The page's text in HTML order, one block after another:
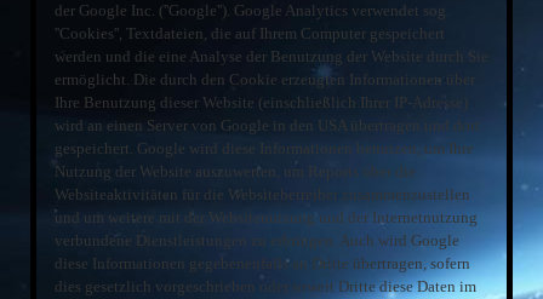
der Google Inc. (''Google''). Google Analytics verwendet sog.
''Cookies'', Textdateien, die auf Ihrem Computer gespeichert
werden und die eine Analyse der Benutzung der Website durch Sie
ermöglicht. Die durch den Cookie erzeugten Informationen über
Ihre Benutzung dieser Website (einschließlich Ihrer IP-Adresse)
wird an einen Server von Google in den USA übertragen und dort
gespeichert. Google wird diese Informationen benutzen, um Ihre
Nutzung der Website auszuwerten, um Reports über die
Websiteaktivitäten für die Websitebetreiber zusammenzustellen
und um weitere mit der Websitenutzung und der Internetnutzung
verbundene Dienstleistungen zu erbringen. Auch wird Google
diese Informationen gegebenenfalls an Dritte übertragen, sofern
dies gesetzlich vorgeschrieben oder soweit Dritte diese Daten im